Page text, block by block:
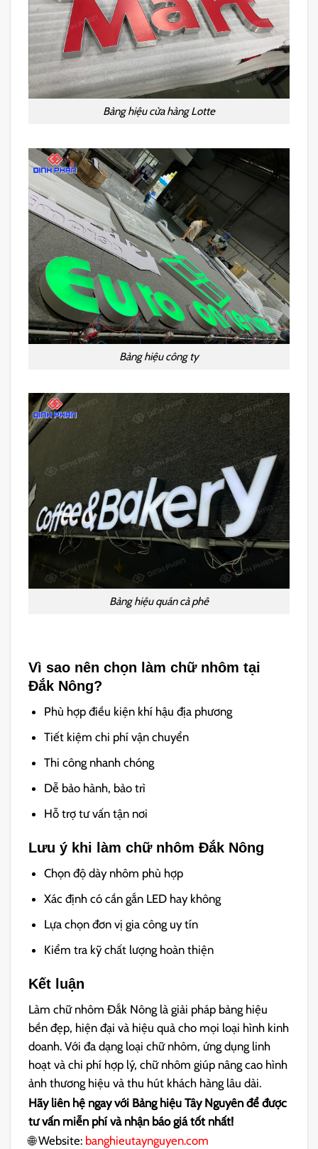
Bảng hiệu cửa hàng Lotte
Bảng hiệu công ty
Bảng hiệu quán cà phê
Vì sao nên chọn làm chữ nhôm tại
Đắk Nông?
Phù hợp điều kiện khí hậu địa phương
Tiết kiệm chi phí vận chuyển
Thi công nhanh chóng
Dễ bảo hành, bảo trì
Hỗ trợ tư vấn tận nơi
Lưu ý khi làm chữ nhôm Đắk Nông
Chọn độ dày nhôm phù hợp
Xác định có cần gắn LED hay không
Lựa chọn đơn vị gia công uy tín
Kiểm tra kỹ chất lượng hoàn thiện
Kết luận
Làm chữ nhôm Đắk Nông là giải pháp bảng hiệu
bền đẹp, hiện đại và hiệu quả cho mọi loại hình kinh
doanh. Với đa dạng loại chữ nhôm, ứng dụng linh
hoạt và chi phí hợp lý, chữ nhôm giúp nâng cao hình
ảnh thương hiệu và thu hút khách hàng lâu dài.
Hãy liên hệ ngay với Bảng hiệu Tây Nguyên để được
tư vấn miễn phí và nhận báo giá tốt nhất!
🌐 Website: banghieutaynguyen.com